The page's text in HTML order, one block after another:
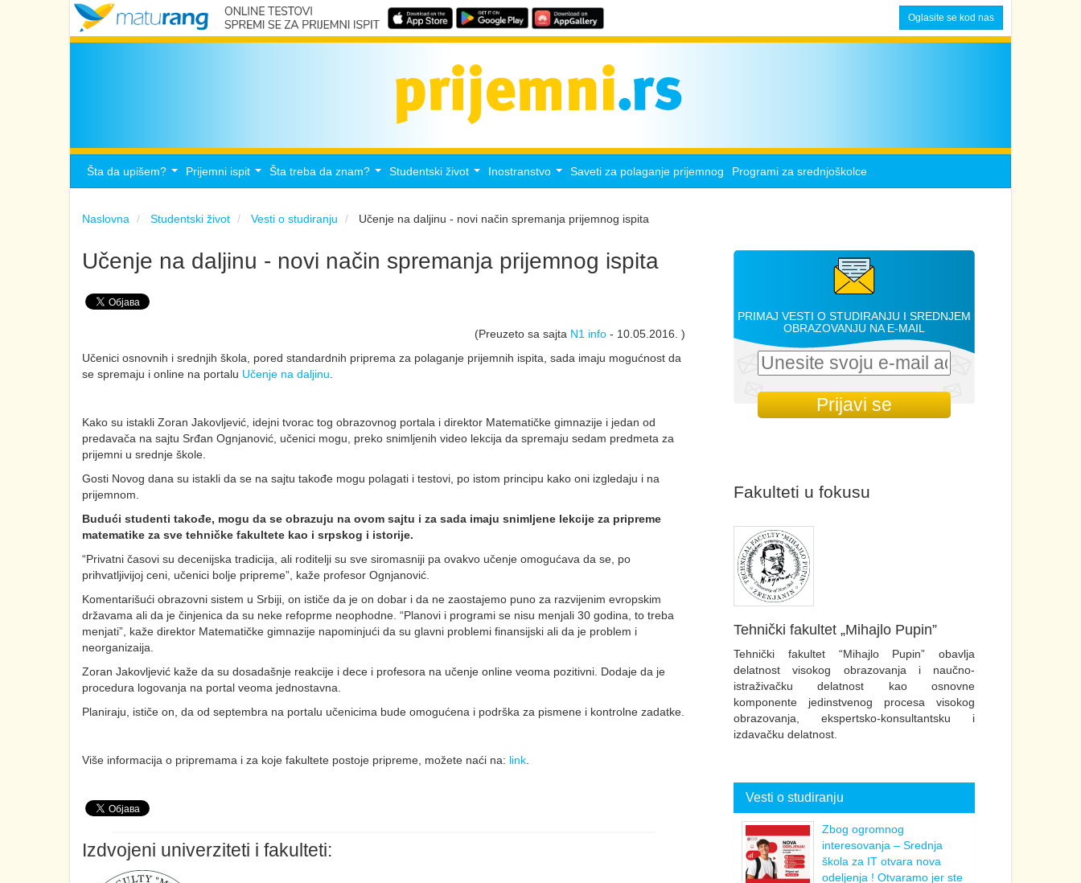
Oglasite se kod nas
Šta da upišem? Prijemni ispit Šta treba da znam? Studentski život Inostranstvo Saveti za polaganje prijemnog Programi za srednjoškolce
Naslovna Studentski život Vesti o studiranju Učenje na daljinu - novi način spremanja prijemnog ispita
Učenje na daljinu - novi način spremanja prijemnog ispita
(Preuzeto sa sajta N1 info - 10.05.2016. )
Učenici osnovnih i srednjih škola, pored standardnih priprema za polaganje prijemnih ispita, sada imaju mogućnost da
se spremaju i online na portalu Učenje na daljinu
Kako su istakli Zoran Jakovljević, idejni tvorac tog obrazovnog portala i direktor Matematičke gimnazije i jedan od
predavača na sajtu Srđan Ognjanović, učenici mogu, preko snimljenih video lekcija da spremaju sedam predmeta za
prijemni u srednje škole.
Gosti Novog dana su istakli da se na sajtu takođe mogu polagati i testovi, po istom principu kako oni izgledaju i na
prijemnom.
Budući studenti takođe, mogu da se obrazuju na ovom sajtu i za sada imaju snimljene lekcije za pripreme
matematike za sve tehničke fakultete kao i srpskog i istorije.
“Privatni časovi su decenijska tradicija, ali roditelji su sve siromasniji pa ovakvo učenje omogućava da se, po
prihvatljivijoj ceni, učenici bolje pripreme”, kaže profesor Ognjanović.
Komentarišući obrazovni sistem u Srbiji, on ističe da je on dobar i da ne zaostajemo puno za razvijenim evropskim
državama ali da je činjenica da su neke refoprme neophodne. “Planovi i programi se nisu menjali 30 godina, to treba
menjati”, kaže direktor Matematičke gimnazije napominjući da su glavni problemi finansijski ali da je problem i
neorganizaija.
Zoran Jakovljević kaže da su dosadašnje reakcije i dece i profesora na učenje online veoma pozitivni. Dodaje da je
procedura logovanja na portal veoma jednostavna.
Planiraju, ističe on, da od septembra na portalu učenicima bude omogućena i podrška za pismene i kontrolne zadatke.
Više informacija o pripremama i za koje fakultete postoje pripreme, možete naći na: link
Izdvojeni univerziteti i fakulteti:
PRIMAJ VESTI O STUDIRANJU I SREDNJEM
OBRAZOVANJU NA E-MAIL
Fakulteti u fokusu
Tehnički fakultet „Mihajlo Pupin”
Tehnički fakultet “Mihajlo Pupin” obavlja
delatnost visokog obrazovanja i naučno-
istraživačku delatnost kao osnovne
komponente jedinstvenog procesa visokog
obrazovanja, ekspertsko-konsultantsku i
izdavačku delatnost.
Vesti o studiranju
Zbog ogromnog
interesovanja – Srednja
škola za IT otvara nova
odeljenja ! Otvaramo jer ste